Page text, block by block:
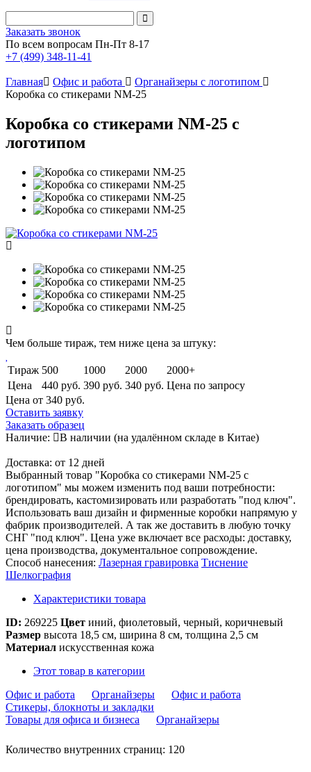
Заказать звонок
По всем вопросам Пн-Пт 8-17
+7 (499) 348-11-41
Главная Офис и работа
Органайзеры с логотипом
Коробка со стикерами NM-25
Коробка со стикерами NM-25 с
логотипом
Чем больше тираж, тем ниже цена за штуку:
Тираж 500 1000 2000
2000+
Цена
440 руб. 390 руб. 340 руб. Цена по запросу
Цена от 340 руб.
Оставить заявку
Заказать образец
Наличие:
В наличии (на удалённом складе в Китае)
Доставка: от 12 дней
Выбранный товар "Коробка со стикерами NM-25 с
логотипом" мы можем изменить под ваши потребности:
брендировать, кастомизировать или разработать "под ключ".
Использовать ваш дизайн и фирменные коробки напрямую у
фабрик производителей. А так же доставить в любую точку
СНГ "под ключ". Цена уже включает все расходы: доставку,
цена производства, документальное сопровождение.
Способ нанесения: Лазерная гравировка Тиснение
Шелкография
Характеристики товара
ID: 269225 Цвет иний, фиолетовый, черный, коричневый
Размер высота 18,5 см, ширина 8 см, толщина 2,5 см
Материал искусственная кожа
Этот товар в категории
Офис и работа
Органайзеры
Офис и работа
Стикеры, блокноты и закладки
Товары для офиса и бизнеса
Органайзеры
Количество внутренних страниц: 120